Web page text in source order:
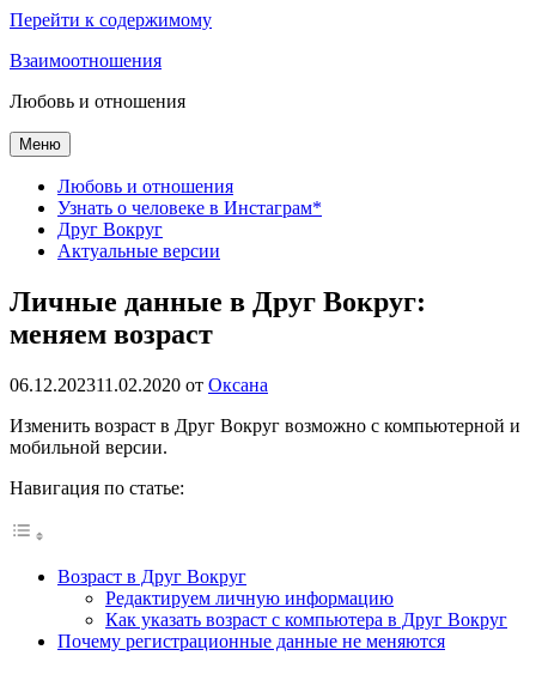
Перейти к содержимому
Взаимоотношения
Любовь и отношения
Меню
Любовь и отношения
Узнать о человеке в Инстаграм*
Друг Вокруг
Актуальные версии
Личные данные в Друг Вокруг:
меняем возраст
06.12.202311.02.2020 от Оксана
Изменить возраст в Друг Вокруг возможно с компьютерной и
мобильной версии.
Навигация по статье:
Возраст в Друг Вокруг
Редактируем личную информацию
Как указать возраст с компьютера в Друг Вокруг
Почему регистрационные данные не меняются